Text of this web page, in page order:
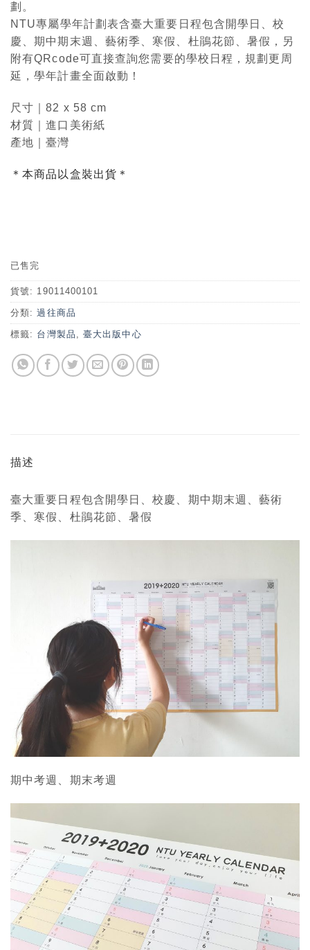
劃。
NTU專屬學年計劃表含臺大重要日程包含開學日、校
慶、期中期末週、藝術季、寒假、杜鵑花節、暑假，另
附有QRcode可直接查詢您需要的學校日程，規劃更周
延，學年計畫全面啟動！
尺寸｜82 x 58 cm
材質｜進口美術紙
產地｜臺灣
＊本商品以盒裝出貨＊
已售完
貨號: 19011400101
分類:過往商品
標籤: 台灣製品 ,臺大出版中心
描述
臺大重要日程包含開學日、校慶、期中期末週、藝術
季、寒假、杜鵑花節、暑假
期中考週、期末考週